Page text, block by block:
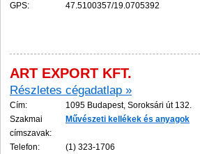
GPS:
47.5100357/19.0705392
ART EXPORT KFT.
Részletes cégadatlap »
Cím:
1095 Budapest, Soroksári út 132.
Szakmai
címszavak:
Művészeti kellékek és anyagok
Telefon:
(1) 323-1706